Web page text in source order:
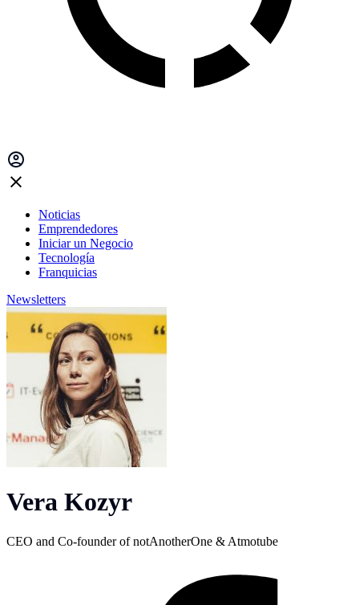
Noticias
Emprendedores
Iniciar un Negocio
Tecnología
Franquicias
Newsletters
Vera Kozyr
CEO and Co-founder of notAnotherOne & Atmotube